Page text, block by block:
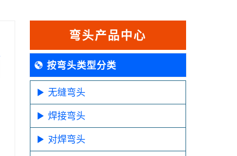
弯头产品中心
按弯头类型分类
无缝弯头
焊接弯头
对焊弯头